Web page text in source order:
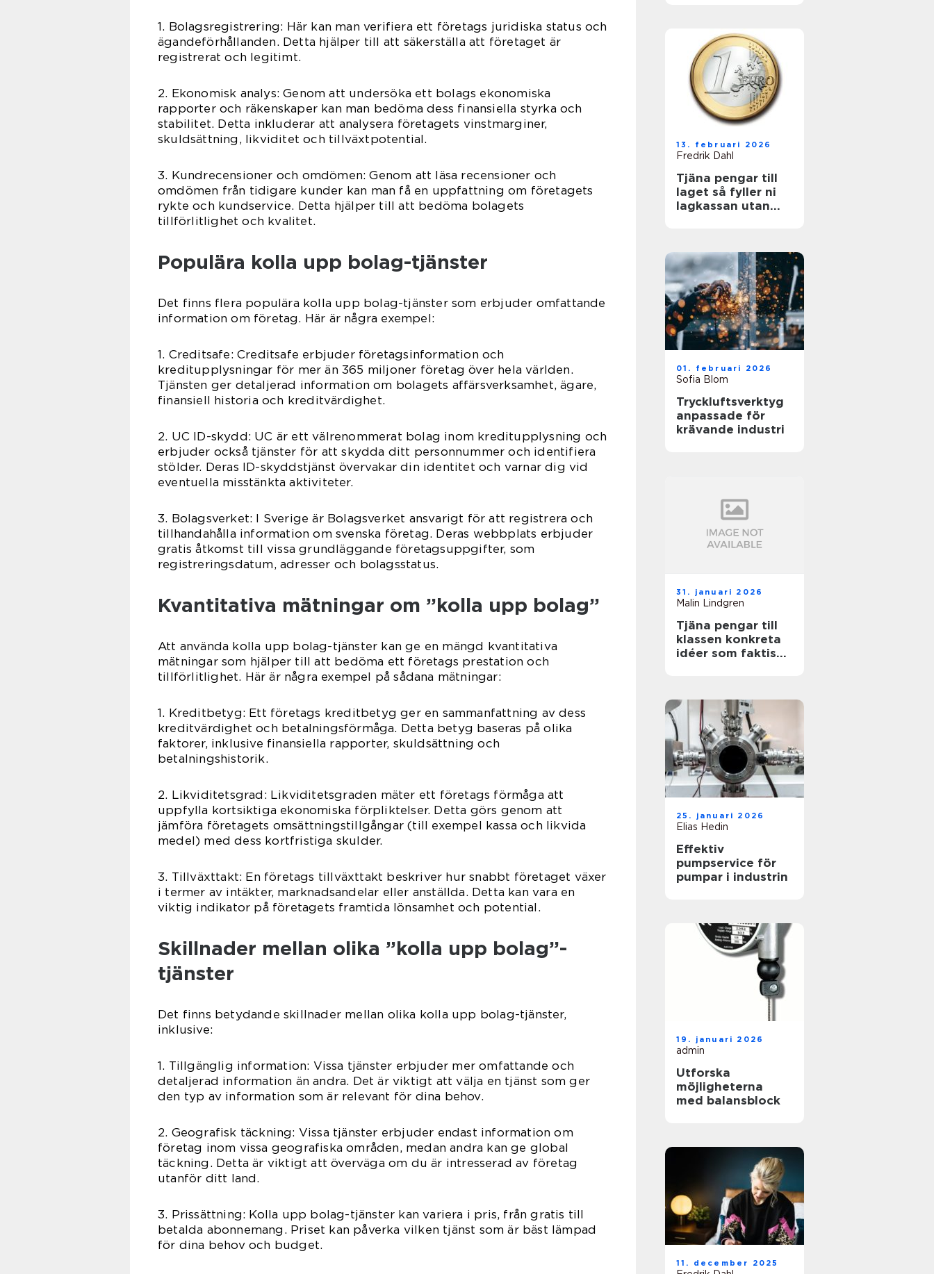
1. Bolagsregistrering: Här kan man verifiera ett företags juridiska status och
ägandeförhållanden. Detta hjälper till att säkerställa att företaget är
registrerat och legitimt.
2. Ekonomisk analys: Genom att undersöka ett bolags ekonomiska
rapporter och räkenskaper kan man bedöma dess finansiella styrka och
stabilitet. Detta inkluderar att analysera företagets vinstmarginer,
skuldsättning, likviditet och tillväxtpotential.
3. Kundrecensioner och omdömen: Genom att läsa recensioner och
omdömen från tidigare kunder kan man få en uppfattning om företagets
rykte och kundservice. Detta hjälper till att bedöma bolagets
tillförlitlighet och kvalitet.
Populära kolla upp bolag-tjänster
Det finns flera populära kolla upp bolag-tjänster som erbjuder omfattande
information om företag. Här är några exempel:
1. Creditsafe: Creditsafe erbjuder företagsinformation och
kreditupplysningar för mer än 365 miljoner företag över hela världen.
Tjänsten ger detaljerad information om bolagets affärsverksamhet, ägare,
finansiell historia och kreditvärdighet.
2. UC ID-skydd: UC är ett välrenommerat bolag inom kreditupplysning och
erbjuder också tjänster för att skydda ditt personnummer och identifiera
stölder. Deras ID-skyddstjänst övervakar din identitet och varnar dig vid
eventuella misstänkta aktiviteter.
3. Bolagsverket: I Sverige är Bolagsverket ansvarigt för att registrera och
tillhandahålla information om svenska företag. Deras webbplats erbjuder
gratis åtkomst till vissa grundläggande företagsuppgifter, som
registreringsdatum, adresser och bolagsstatus.
Kvantitativa mätningar om ”kolla upp bolag”
Att använda kolla upp bolag-tjänster kan ge en mängd kvantitativa
mätningar som hjälper till att bedöma ett företags prestation och
tillförlitlighet. Här är några exempel på sådana mätningar:
1. Kreditbetyg: Ett företags kreditbetyg ger en sammanfattning av dess
kreditvärdighet och betalningsförmåga. Detta betyg baseras på olika
faktorer, inklusive finansiella rapporter, skuldsättning och
betalningshistorik.
2. Likviditetsgrad: Likviditetsgraden mäter ett företags förmåga att
uppfylla kortsiktiga ekonomiska förpliktelser. Detta görs genom att
jämföra företagets omsättningstillgångar (till exempel kassa och likvida
medel) med dess kortfristiga skulder.
3. Tillväxttakt: En företags tillväxttakt beskriver hur snabbt företaget växer
i termer av intäkter, marknadsandelar eller anställda. Detta kan vara en
viktig indikator på företagets framtida lönsamhet och potential.
Skillnader mellan olika ”kolla upp bolag”-
tjänster
Det finns betydande skillnader mellan olika kolla upp bolag-tjänster,
inklusive:
1. Tillgänglig information: Vissa tjänster erbjuder mer omfattande och
detaljerad information än andra. Det är viktigt att välja en tjänst som ger
den typ av information som är relevant för dina behov.
2. Geografisk täckning: Vissa tjänster erbjuder endast information om
företag inom vissa geografiska områden, medan andra kan ge global
täckning. Detta är viktigt att överväga om du är intresserad av företag
utanför ditt land.
3. Prissättning: Kolla upp bolag-tjänster kan variera i pris, från gratis till
betalda abonnemang. Priset kan påverka vilken tjänst som är bäst lämpad
för dina behov och budget.
13. februari 2026
Fredrik Dahl
Tjäna pengar till
laget så fyller ni
lagkassan utan
01. februari 2026
Sofia Blom
Tryckluftsverktyg
anpassade för
krävande industri
31. januari 2026
Malin Lindgren
Tjäna pengar till
klassen konkreta
idéer som faktiskt
25. januari 2026
Elias Hedin
Effektiv
pumpservice för
pumpar i industrin
19. januari 2026
admin
Utforska
möjligheterna
med balansblock
11. december 2025